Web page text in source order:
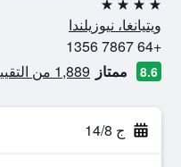
4 نجوم
ويتيانغا، نيوزيلندا
+64 7867 1356
8.6 ممتاز 1,889 من التقييمات تم التحقق منها
ج 14/8